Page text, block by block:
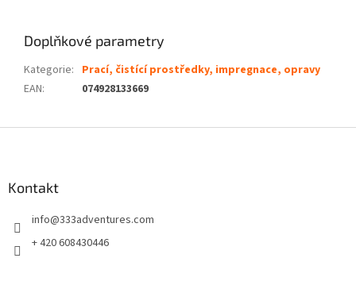
Doplňkové parametry
Kategorie: Prací, čistící prostředky, impregnace, opravy
EAN: 074928133669
Kontakt
info@333adventures.com
+ 420 608430446